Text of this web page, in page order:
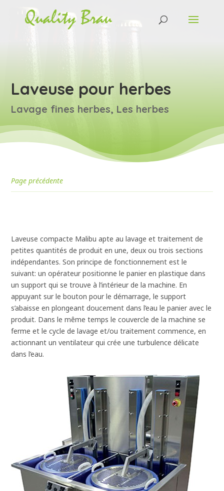
Laveuse pour herbes
Lavage fines herbes, Les herbes
Page précédente
Laveuse compacte Malibu apte au lavage et traitement de
petites quantités de produit en une, deux ou trois sections
indépendantes. Son principe de fonctionnement est le
suivant: un opérateur positionne le panier en plastique dans
un support qui se trouve à l’intérieur de la machine. En
appuyant sur le bouton pour le démarrage, le support
s’abaisse en plongeant doucement dans l’eau le panier avec le
produit. Dans le même temps le couvercle de la machine se
ferme et le cycle de lavage et/ou traitement commence, en
actionnant un ventilateur qui crée une turbulence délicate
dans l’eau.